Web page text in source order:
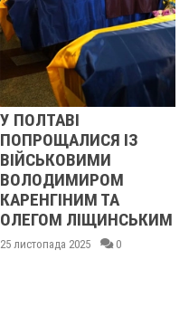
ПІСЛЯ ДВОХ ШАХЕДІВ.
ЯК ВІДНОВЛЮЄТЬСЯ
СУМСЬКЕ УЧИЛИЩЕ
БУДІВНИЦТВА І
ДИЗАЙНУ
25 листопада 2025 0